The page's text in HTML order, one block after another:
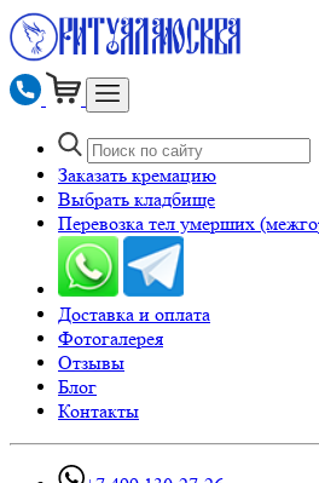
Заказать кремацию
Выбрать кладбище
Перевозка тел умерших
Доставка и оплата
Фотогалерея
Отзывы
Блог
Контакты